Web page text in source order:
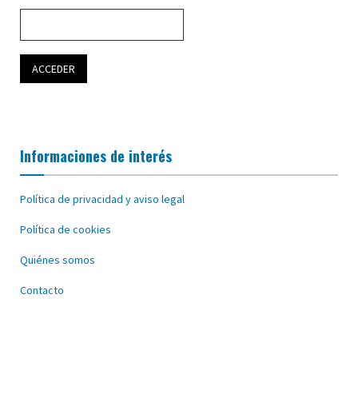
Informaciones de interés
Política de privacidad y aviso legal
Política de cookies
Quiénes somos
Contacto